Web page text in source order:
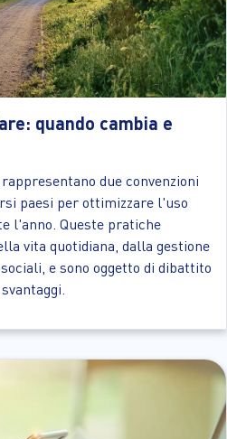
quando cambia e
due convenzioni
paesi per ottimizzare l'uso
l'anno. Queste pratiche
vita quotidiana, dalla gestione
e sono oggetto di dibattito